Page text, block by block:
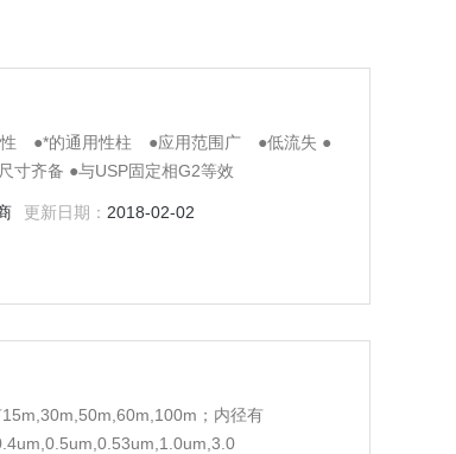
性 ●*的通用性柱 ●应用范围广 ●低流失 ●
寸齐备 ●与USP固定相G2等效
更新日期： 2018-02-02
；内径有